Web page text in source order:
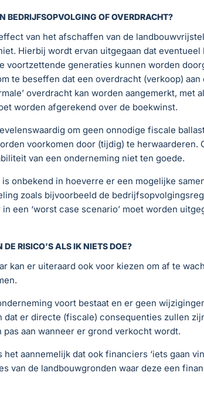
BEDRIJFSOPVOLGING OF OVERDRACHT?
van het afschaffen van de
Hierbij wordt ervan uitgegaan dat eventueel
voortzettende generaties kunnen worden
te beseffen dat een overdracht (verkoop)
overdracht kan worden aangemerkt, met
worden afgerekend over de boekwinst.
om geen onnodige fiscale
voorkomen door (tijdig) te herwaarderen.
van een onderneming niet ten goede.
is onbekend in hoeverre er een mogelijke
zoals bijvoorbeeld de
een ‘worst case scenario’ moet worden
RISICO’S ALS IK NIETS DOE?
kan er uiteraard ook voor kiezen om af te
voort bestaat en er geen
dat er directe (fiscale) consequenties zullen
pas aan wanneer er grond verkocht wordt.
het aannemelijk dat ook financiers ‘iets gaan
van de landbouwgronden waar deze een